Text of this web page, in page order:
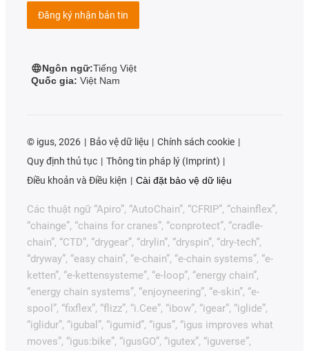
Đăng ký nhận bản tin
Ngôn ngữ:Tiếng Việt
Quốc gia: Việt Nam
© igus, 2026 Bảo vệ dữ liệu
Chính sách cookie
Quy định thủ tục
Thông tin pháp lý (Imprint)
Điều khoản và Điều kiện
Cài đặt bảo vệ dữ liệu
Các thuật ngữ “Apiro”, “AutoChain”, “CFRIP”, “chainflex”,
“chainge”, “chains for cranes”, “conprotect”, “cradle-
chain”, “CTD”, “drygear”, “drylin”, “dryspin”, “dry-tech”,
“dryway”, “easy chain”, “e-chain”, “e-chain systems”, “e-
ketten”, “e-kettensysteme”, “e-loop”, “energy chain”,
“energy chain systems”, “enjoyneering”, “e-skin”, “e-
spool”, “fixflex”, “flizz”, “i.Cee”, “ibow”, “igear”, “iglide”,
“iglidur”, “igubal”, “igumid”, “igus”, “igus improves what
moves”, “igus:bike”, “igusGO”, “igutex”, “iguverse”,